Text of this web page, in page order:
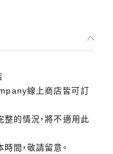
線上商店皆可訂
的情況，將不適用此
間，敬請留意。